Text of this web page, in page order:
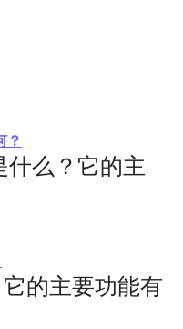
？
什么？它的主
的主要功能有